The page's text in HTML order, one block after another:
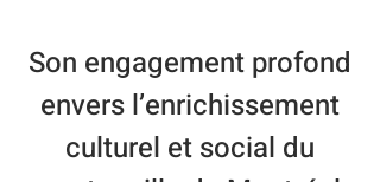
Son engagement profond
envers l’enrichissement
culturel et social du